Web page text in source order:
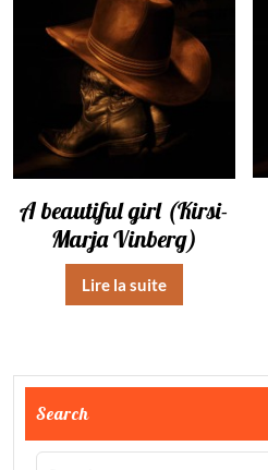
A beautiful girl (Kirsi-
Marja Vinberg)
Lire la suite
Search